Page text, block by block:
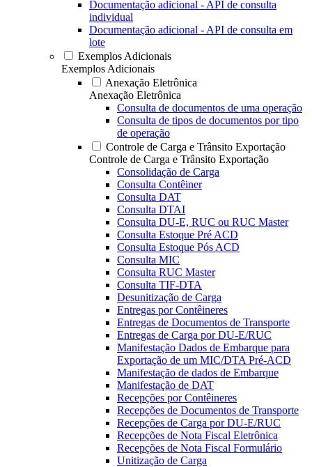
Documentação adicional - API de consulta
individual
Documentação adicional - API de consulta em
lote
Exemplos Adicionais
Exemplos Adicionais
Anexação Eletrônica
Anexação Eletrônica
Consulta de documentos de uma operação
Consulta de tipos de documentos por tipo
de operação
Controle de Carga e Trânsito Exportação
Controle de Carga e Trânsito Exportação
Consolidação de Carga
Consulta Contêiner
Consulta DAT
Consulta DTAI
Consulta DU-E, RUC ou RUC Master
Consulta Estoque Pré ACD
Consulta Estoque Pós ACD
Consulta MIC
Consulta RUC Master
Consulta TIF-DTA
Desunitização de Carga
Entregas por Contêineres
Entregas de Documentos de Transporte
Entregas de Carga por DU-E/RUC
Manifestação Dados de Embarque para
Exportação de um MIC/DTA Pré-ACD
Manifestação de dados de Embarque
Manifestação de DAT
Recepções por Contêineres
Recepções de Documentos de Transporte
Recepções de Carga por DU-E/RUC
Recepções de Nota Fiscal Eletrônica
Recepções de Nota Fiscal Formulário
Unitização de Carga